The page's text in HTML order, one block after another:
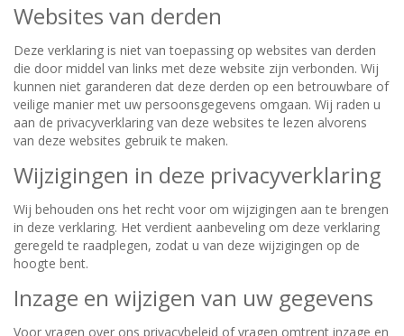
Websites van derden
Deze verklaring is niet van toepassing op websites van derden
die door middel van links met deze website zijn verbonden. Wij
kunnen niet garanderen dat deze derden op een betrouwbare of
veilige manier met uw persoonsgegevens omgaan. Wij raden u
aan de privacyverklaring van deze websites te lezen alvorens
van deze websites gebruik te maken.
Wijzigingen in deze privacyverklaring
Wij behouden ons het recht voor om wijzigingen aan te brengen
in deze verklaring. Het verdient aanbeveling om deze verklaring
geregeld te raadplegen, zodat u van deze wijzigingen op de
hoogte bent.
Inzage en wijzigen van uw gegevens
Voor vragen over ons privacybeleid of vragen omtrent inzage en